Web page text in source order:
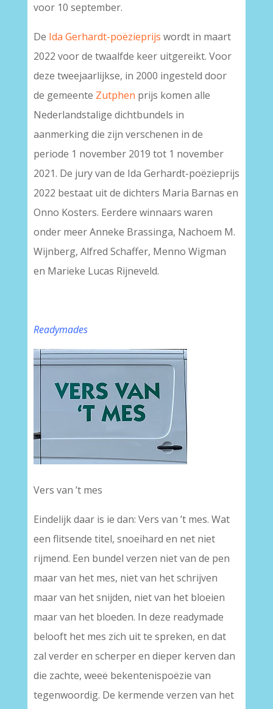
voor 10 september.
De Ida Gerhardt-poëzieprijs wordt in maart
2022 voor de twaalfde keer uitgereikt. Voor
deze tweejaarlijkse, in 2000 ingesteld door
de gemeente Zutphen prijs komen alle
Nederlandstalige dichtbundels in
aanmerking die zijn verschenen in de
periode 1 november 2019 tot 1 november
2021. De jury van de Ida Gerhardt-poëzieprijs
2022 bestaat uit de dichters Maria Barnas en
Onno Kosters. Eerdere winnaars waren
onder meer Anneke Brassinga, Nachoem M.
Wijnberg, Alfred Schaffer, Menno Wigman
en Marieke Lucas Rijneveld.
Readymades
Vers van ’t mes
Eindelijk daar is ie dan: Vers van ’t mes. Wat
een flitsende titel, snoeihard en net niet
rijmend. Een bundel verzen niet van de pen
maar van het mes, niet van het schrijven
maar van het snijden, niet van het bloeien
maar van het bloeden. In deze readymade
belooft het mes zich uit te spreken, en dat
zal verder en scherper en dieper kerven dan
die zachte, weeë bekentenispoëzie van
tegenwoordig. De kermende verzen van het